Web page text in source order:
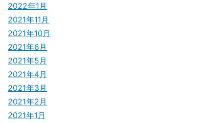
2022年1月
2021年11月
2021年10月
2021年6月
2021年5月
2021年4月
2021年3月
2021年2月
2021年1月